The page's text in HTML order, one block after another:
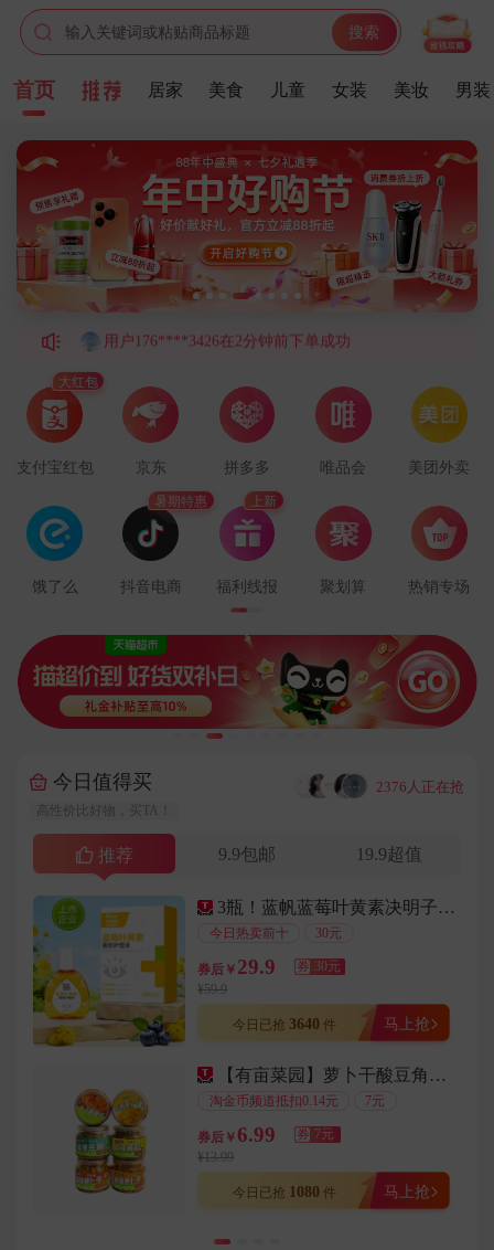
输入关键词或粘贴商品标题 搜索
首页 居家 美食 儿童 女装 美妆 男装
用户135****9713在9分钟前下单成功
用户134****1473在7分钟前下单成功
用户181****4224在1分钟前下单成功
用户134****9857在7分钟前下单成功
用户176****3426在2分钟前下单成功
用户131****2000在9分钟前下单成功
用户136****7857在9分钟前下单成功
用户188****4976在4分钟前下单成功
用户144****5565在6分钟前下单成功
用户178****5002在7分钟前下单成功
用户137****4754在3分钟前下单成功
用户178****2949在7分钟前下单成功
用户156****4649在6分钟前下单成功
用户153****5678在9分钟前下单成功
用户136****5906在2分钟前下单成功
用户157****4975在1分钟前下单成功
用户176****7026在9分钟前下单成功
用户132****2734在8分钟前下单成功
用户186****8401在1分钟前下单成功
用户152****2803在8分钟前下单成功
用户147****8208在2分钟前下单成功
用户186****6983在5分钟前下单成功
用户178****5293在8分钟前下单成功
用户144****7928在5分钟前下单成功
用户153****9315在6分钟前下单成功
用户189****4899在6分钟前下单成功
用户134****7035在2分钟前下单成功
用户150****4418在7分钟前下单成功
用户158****7176在3分钟前下单成功
用户132****7517在7分钟前下单成功
用户185****7351在8分钟前下单成功
用户136****8750在3分钟前下单成功
支付宝红包
大红包
京东 拼多多 唯品会 美团外卖
饿了么 抖音电商
暑期特惠
福利线报
上新
聚划算 热销专场
今日值得买
高性价比好物，买TA！
··· 2376人正在抢
推荐 9.9包邮 19.9超值
3瓶！蓝帆蓝莓叶黄素决明子眼部护理液
今日热卖前十 30元
券后￥ 29.9 券 30元
¥59.9
今日已抢 3640 件 马上抢
【有亩菜园】萝卜干酸豆角黄瓜罐装358克
淘金币频道抵扣0.14元 7元
券后￥ 6.99 券 7元
¥13.99
今日已抢 1080 件 马上抢